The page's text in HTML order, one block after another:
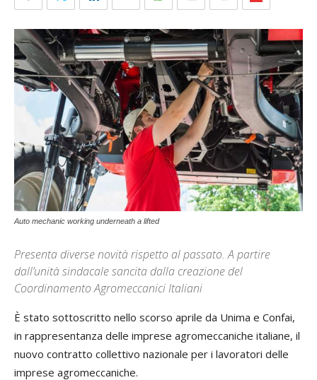
Auto mechanic working underneath a lifted
Presenta diverse novità rispetto al passato. A partire
dall’unità sindacale sancita dalla creazione del
Coordinamento Agromeccanici Italiani
È stato sottoscritto nello scorso aprile da Unima e Confai,
in rappresentanza delle imprese agromeccaniche italiane, il
nuovo contratto collettivo nazionale per i lavoratori delle
imprese agromeccaniche.